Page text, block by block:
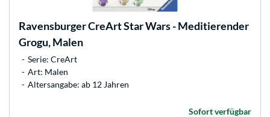
RavensburgerCreArt Star Wars - Meditierender
Grogu, Malen
Serie: CreArt
Art: Malen
Altersangabe: ab 12 Jahren
Sofort verfügbar